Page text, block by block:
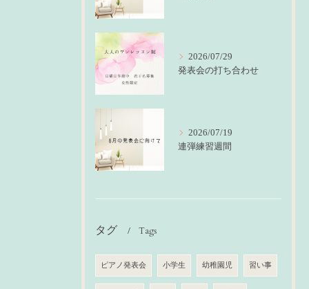
2026/07/29
発表会の打ち合わせ
2026/07/19
連弾練習週間
タグ Tags
ピアノ発表会 小学生 幼稚園児 習い事